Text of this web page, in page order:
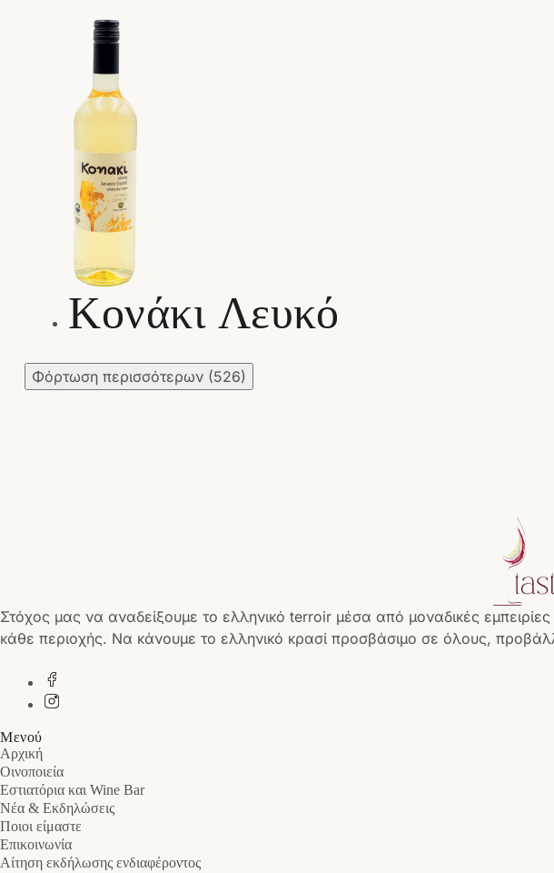
Κονάκι Λευκό
Φόρτωση περισσότερων (526)
Στόχος μας να αναδείξουμε το ελληνικό terroir μέσα από μοναδικές
κάθε περιοχής. Να κάνουμε το ελληνικό κρασί προσβάσιμο σε όλους,
Μενού
Αρχική
Οινοποιεία
Εστιατόρια και Wine Bar
Νέα & Εκδηλώσεις
Ποιοι είμαστε
Επικοινωνία
Αίτηση εκδήλωσης ενδιαφέροντος